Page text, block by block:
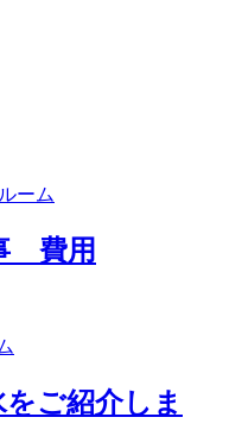
ーム
費用
ご紹介しま